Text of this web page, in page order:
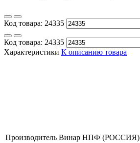
Код товара: 24335
Код товара: 24335
Характеристики К описанию товара
Производитель Винар НПФ (РОССИЯ)